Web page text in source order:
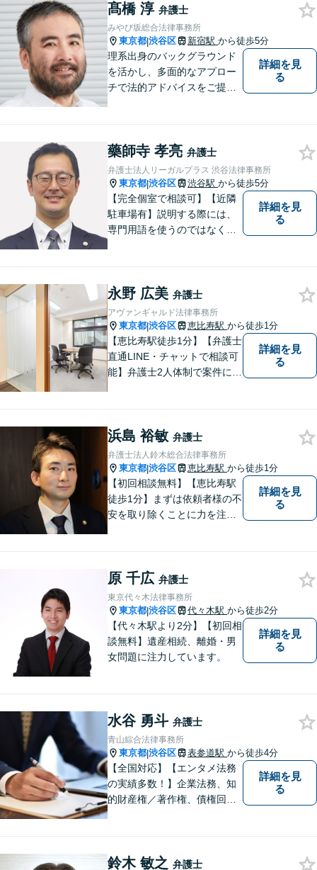
髙橋 淳 弁護士
みやび坂総合法律事務所
東京都|渋谷区 新宿駅 から徒歩5分
理系出身のバックグラウンド
を活かし、多面的なアプロー
チで法的アドバイスをご提供
詳細を見
る
藥師寺 孝亮 弁護士
弁護士法人リーガルプラス 渋谷法律事務所
東京都|渋谷区 渋谷駅 から徒歩5分
【完全個室で相談可】【近隣
駐車場有】説明する際には、
専門用語を使うのではなく、
向けて、10年以上にわたる弁
護士活動から得た知識・経験
をフル活用して解決を目指し
ます。
詳細を見
る
永野 広美 弁護士
アヴァンギャルド法律事務所
東京都|渋谷区 恵比寿駅 から徒歩1分
【恵比寿駅徒歩1分】【弁護士
直通LINE・チャットで相談可
能】弁護士2人体制で案件に取
最適な解決策を提案【年中無
休・早朝夜間対応可能（要予
約）】
詳細を見
る
浜島 裕敏 弁護士
弁護士法人鈴木総合法律事務所
東京都|渋谷区 恵比寿駅 から徒歩1分
【初回相談無料】【恵比寿駅
徒歩1分】まずは依頼者様の不
安を取り除くことに力を注い
事件・労働トラブル・離婚問
題などお悩みのことはぜひご
相談ください。
詳細を見
る
原 千広 弁護士
東京代々木法律事務所
東京都|渋谷区 代々木駅 から徒歩2分
【代々木駅より2分】【初回相
談無料】遺産相続、離婚・男
女問題に注力しています。
詳細を見
る
水谷 勇斗 弁護士
青山綜合法律事務所
東京都|渋谷区 表参道駅 から徒歩4分
【全国対応】【エンタメ法務
の実績多数！】企業法務、知
的財産権／著作権、債権回収
ガルサービスをお届けしま
詳細を見
る
鈴木 敏之 弁護士